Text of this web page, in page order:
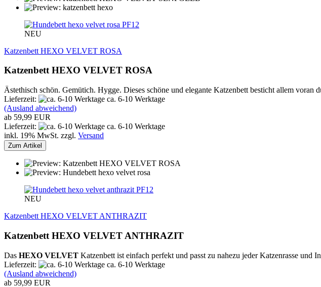
PF12
NEU
Katzenbett HEXO VELVET ROSA
Katzenbett HEXO VELVET ROSA
Ästethisch schön. Gemütich. Hygge. Dieses schöne und elegante Katzenbett besticht allem voran
Lieferzeit:
ca. 6-10 Werktage
(Ausland abweichend)
ab 59,99 EUR
Lieferzeit:
ca. 6-10 Werktage
inkl. 19% MwSt. zzgl. Versand
Zum Artikel
PF12
NEU
Katzenbett HEXO VELVET ANTHRAZIT
Katzenbett HEXO VELVET ANTHRAZIT
Das HEXO VELVET Katzenbett ist einfach perfekt und passt zu nahezu jeder Katzenrasse und
Lieferzeit:
ca. 6-10 Werktage
(Ausland abweichend)
ab 59,99 EUR